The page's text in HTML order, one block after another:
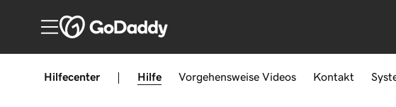
Hilfecenter Hilfe Vorgehensweise Videos Kontakt